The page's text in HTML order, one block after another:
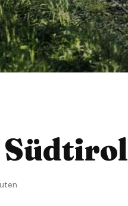
Südtirol